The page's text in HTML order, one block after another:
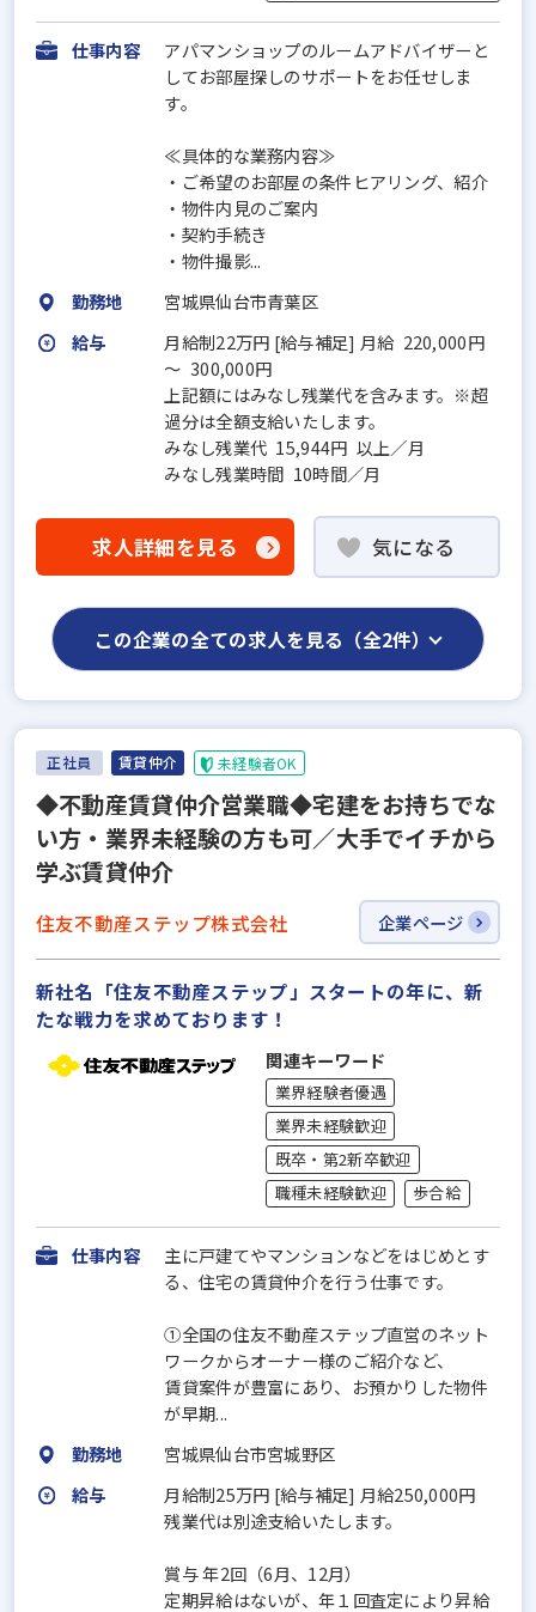
仕事内容
アパマンショップのルームアドバイザーと
してお部屋探しのサポートをお任せしま
す。
≪具体的な業務内容≫
・ご希望のお部屋の条件ヒアリング、紹介
・物件内見のご案内
・契約手続き
・物件撮影...
勤務地
宮城県仙台市青葉区
給与
月給制22万円 [給与補足] 月給 220,000円
～ 300,000円
上記額にはみなし残業代を含みます。※超
過分は全額支給いたします。
みなし残業代 15,944円 以上／月
みなし残業時間 10時間／月
求人詳細を見る 気になる
この企業の全ての求人を見る（全2件）
正社員 賃貸仲介 未経験者OK
◆不動産賃貸仲介営業職◆宅建をお持ちでな
い⽅・業界未経験の⽅も可／⼤⼿でイチから
学ぶ賃貸仲介
住友不動産ステップ株式会社 企業ページ
新社名「住友不動産ステップ」スタートの年に、新
たな戦力を求めております！
関連キーワード
業界経験者優遇
業界未経験歓迎
既卒・第2新卒歓迎
職種未経験歓迎
歩合給
仕事内容
主に⼾建てやマンションなどをはじめとす
る、住宅の賃貸仲介を⾏う仕事です。
①全国の住友不動産ステップ直営のネット
ワークからオーナー様のご紹介など、
賃貸案件が豊富にあり、お預かりした物件
が早期...
勤務地
宮城県仙台市宮城野区
給与
月給制25万円 [給与補足] ⽉給250,000円
残業代は別途支給いたします。
賞与 年2回（6⽉、12⽉）
定期昇給はないが、年１回査定により昇給